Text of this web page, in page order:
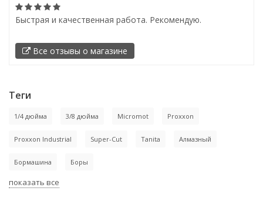
Быстрая и качественная работа. Рекомендую.
Все отзывы о магазине
Теги
1/4 дюйма 3/8 дюйма Micromot Proxxon
Proxxon Industrial Super-Cut Tanita Алмазный
Бормашина Боры
показать все